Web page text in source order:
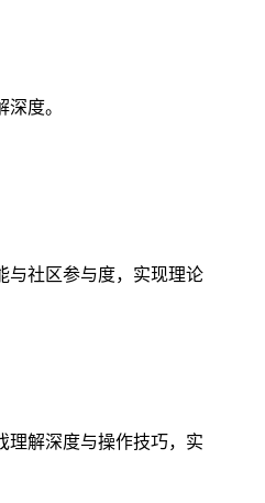
度。
与社区参与度，实现理论
理解深度与操作技巧，实